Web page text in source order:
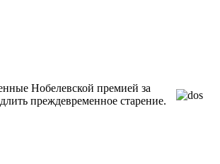
Нобелевской премией за
преждевременное старение.